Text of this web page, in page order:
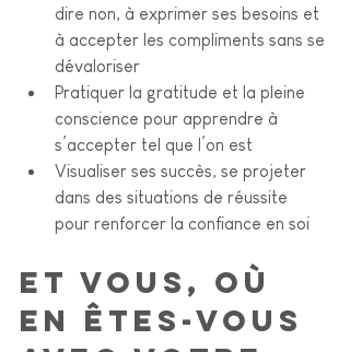
dire non, à exprimer ses besoins et
à accepter les compliments sans se
dévaloriser
Pratiquer la gratitude et la pleine
conscience pour apprendre à
s’accepter tel que l’on est
Visualiser ses succès, se projeter
dans des situations de réussite
pour renforcer la confiance en soi
Et vous, où
en êtes-vous